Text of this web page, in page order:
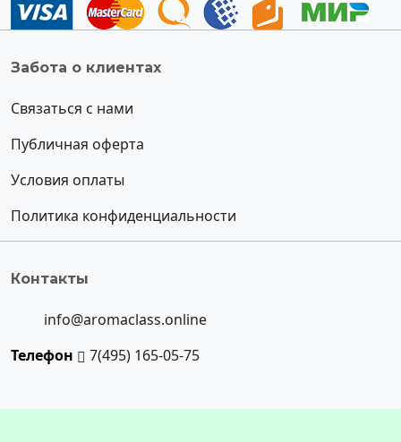
Забота о клиентах
Связаться с нами
Публичная оферта
Условия оплаты
Политика конфиденциальности
Контакты
info@aromaclass.online
Телефон
7(495) 165-05-75